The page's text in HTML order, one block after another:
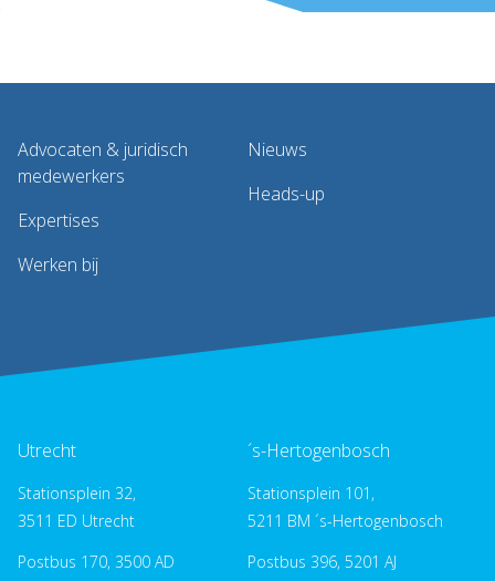
Advocaten & juridisch
medewerkers
Expertises
Werken bij
Nieuws
Heads-up
Utrecht
Stationsplein 32,
3511 ED Utrecht
Postbus 170, 3500 AD
´s-Hertogenbosch
Stationsplein 101,
5211 BM ´s-Hertogenbosch
Postbus 396, 5201 AJ